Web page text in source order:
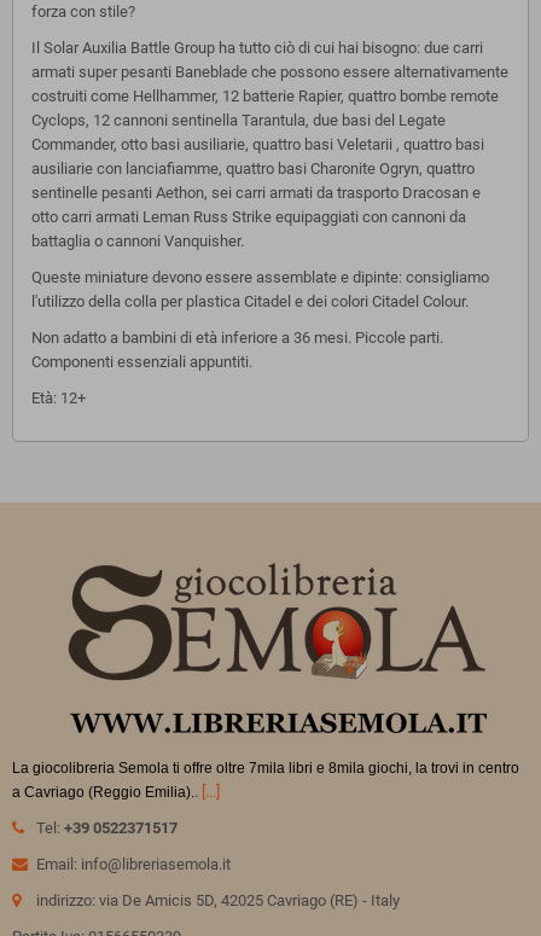
forza con stile?
Il Solar Auxilia Battle Group ha tutto ciò di cui hai bisogno: due carri
armati super pesanti Baneblade che possono essere alternativamente
costruiti come Hellhammer, 12 batterie Rapier, quattro bombe remote
Cyclops, 12 cannoni sentinella Tarantula, due basi del Legate
Commander, otto basi ausiliarie, quattro basi Veletarii , quattro basi
ausiliarie con lanciafiamme, quattro basi Charonite Ogryn, quattro
sentinelle pesanti Aethon, sei carri armati da trasporto Dracosan e
otto carri armati Leman Russ Strike equipaggiati con cannoni da
battaglia o cannoni Vanquisher.
Queste miniature devono essere assemblate e dipinte: consigliamo
l'utilizzo della colla per plastica Citadel e dei colori Citadel Colour.
Non adatto a bambini di età inferiore a 36 mesi. Piccole parti.
Componenti essenziali appuntiti.
Età: 12+
La giocolibreria Semola ti offre oltre 7mila libri e 8mila giochi, la trovi in centro
a Cavriago (Reggio Emilia). . [...]
Tel: +39 0522371517
Email: info@libreriasemola.it
indirizzo: via De Amicis 5D, 42025 Cavriago (RE) - Italy